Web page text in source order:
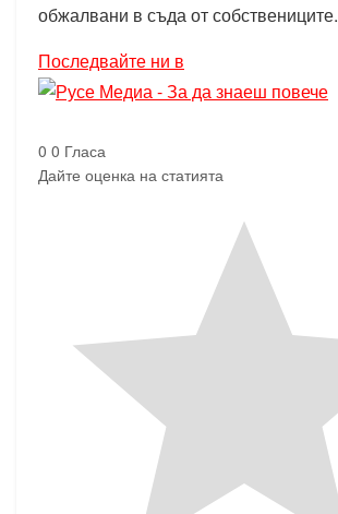
обжалвани в съда от собствениците.
Последвайте ни в
0 0 Гласа
Дайте оценка на статията